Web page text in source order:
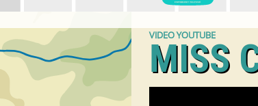
VIDEO YOUTUBE
MISS